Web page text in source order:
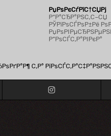
РџРѕРєСѓРїС†СЏРј
Р“Р°СЂР°РЅС‚С–СЏ
РЎРїРѕСЃРѕР±Рё
Р”РѕСЃС‚Р°РІРєР°
С‚Р°